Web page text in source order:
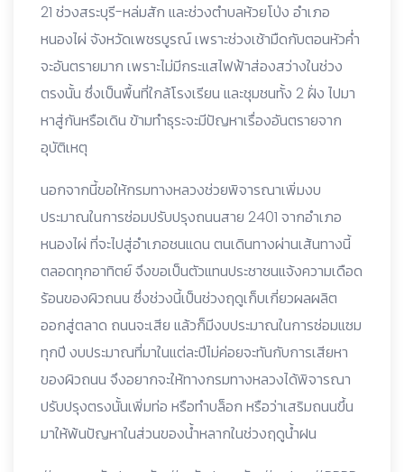
21 ช่วงสระบุรี-หล่มสัก และช่วงตำบลห้วยโป่ง อำเภอ
หนองไผ่ จังหวัดเพชรบูรณ์ เพราะช่วงเช้ามืดกับตอนหัวค่ำ
จะอันตรายมาก เพราะไม่มีกระแสไฟฟ้าส่องสว่างในช่วง
ตรงนั้น ซึ่งเป็นพื้นที่ใกล้โรงเรียน และชุมชนทั้ง 2 ฝั่ง ไปมา
หาสู่กันหรือเดิน ข้ามทำธุระจะมีปัญหาเรื่องอันตรายจาก
อุบัติเหตุ
นอกจากนี้ขอให้กรมทางหลวงช่วยพิจารณาเพิ่มงบ
ประมาณในการซ่อมปรับปรุงถนนสาย 2401 จากอำเภอ
หนองไผ่ ที่จะไปสู่อำเภอชนแดน ตนเดินทางผ่านเส้นทางนี้
ตลอดทุกอาทิตย์ จึงขอเป็นตัวแทนประชาชนแจ้งความเดือด
ร้อนของผิวถนน ซึ่งช่วงนี้เป็นช่วงฤดูเก็บเกี่ยวผลผลิต
ออกสู่ตลาด ถนนจะเสีย แล้วก็มีงบประมาณในการซ่อมแซม
ทุกปี งบประมาณที่มาในแต่ละปีไม่ค่อยจะทันกับการเสียหา
ของผิวถนน จึงอยากจะให้ทางกรมทางหลวงได้พิจารณา
ปรับปรุงตรงนั้นเพิ่มท่อ หรือทำบล็อก หรือว่าเสริมถนนขึ้น
มาให้พ้นปัญหาในส่วนของน้ำหลากในช่วงฤดูน้ำฝน